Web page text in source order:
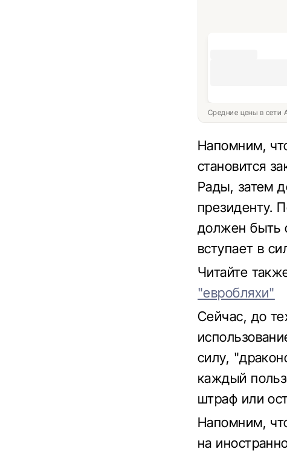
Средние цены в сети
Напомним,
становится
Рады, затем
президенту.
должен быть
вступает в
Читайте
"евробляхи"
Сейчас, до
силу,
каждый
штраф или
Напомним,
на